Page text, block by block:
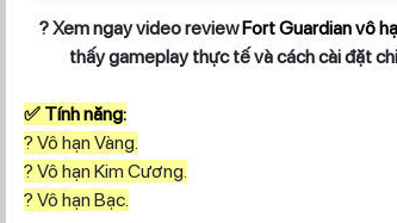
? Xem ngay video reviewFort Guardian vô
thấy gameplay thực tế và cách cài đặt
✅ Tính năng:
? Vô hạn Vàng.
? Vô hạn Kim Cương.
? Vô hạn Bạc.